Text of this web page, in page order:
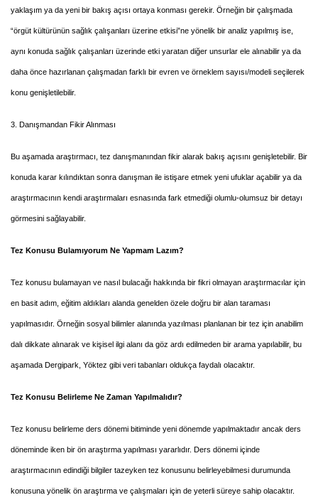
yaklaşım ya da yeni bir bakış açısı ortaya konması gerekir. Örneğin bir çalışmada
“örgüt kültürünün sağlık çalışanları üzerine etkisi”ne yönelik bir analiz yapılmış ise,
aynı konuda sağlık çalışanları üzerinde etki yaratan diğer unsurlar ele alınabilir ya da
daha önce hazırlanan çalışmadan farklı bir evren ve örneklem sayısı/modeli seçilerek
konu genişletilebilir.
3. Danışmandan Fikir Alınması
Bu aşamada araştırmacı, tez danışmanından fikir alarak bakış açısını genişletebilir. Bir
konuda karar kılındıktan sonra danışman ile istişare etmek yeni ufuklar açabilir ya da
araştırmacının kendi araştırmaları esnasında fark etmediği olumlu-olumsuz bir detayı
görmesini sağlayabilir.
Tez Konusu Bulamıyorum Ne Yapmam Lazım?
Tez konusu bulamayan ve nasıl bulacağı hakkında bir fikri olmayan araştırmacılar için
en basit adım, eğitim aldıkları alanda genelden özele doğru bir alan taraması
yapılmasıdır. Örneğin sosyal bilimler alanında yazılması planlanan bir tez için anabilim
dalı dikkate alınarak ve kişisel ilgi alanı da göz ardı edilmeden bir arama yapılabilir, bu
aşamada Dergipark, Yöktez gibi veri tabanları oldukça faydalı olacaktır.
Tez Konusu Belirleme Ne Zaman Yapılmalıdır?
Tez konusu belirleme ders dönemi bitiminde yeni dönemde yapılmaktadır ancak ders
döneminde iken bir ön araştırma yapılması yararlıdır. Ders dönemi içinde
araştırmacının edindiği bilgiler tazeyken tez konusunu belirleyebilmesi durumunda
konusuna yönelik ön araştırma ve çalışmaları için de yeterli süreye sahip olacaktır.